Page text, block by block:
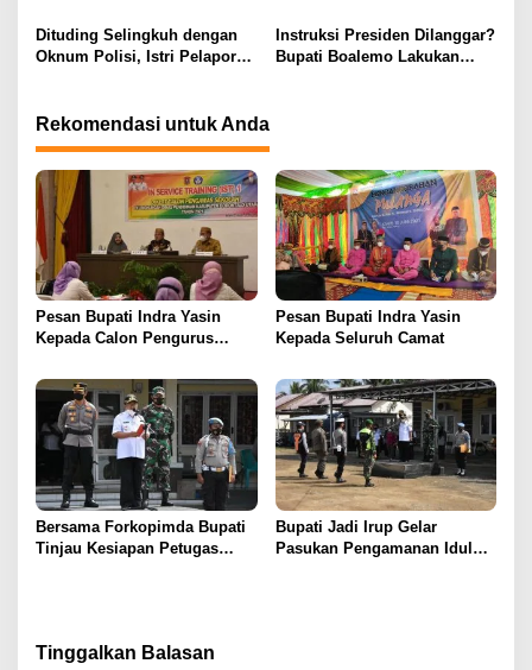
Madya
Benar”
Dituding Selingkuh dengan
Oknum Polisi, Istri Pelapor
Instruksi Presiden Dilanggar?
Bupati Boalemo Lakukan
Rekomendasi untuk Anda
Pesan Bupati Indra Yasin
Kepada Calon Pengurus
Pesan Bupati Indra Yasin
Kepada Seluruh Camat
Bersama Forkopimda Bupati
Tinjau Kesiapan Petugas
Bupati Jadi Irup Gelar
Pasukan Pengamanan Idul
Tinggalkan Balasan